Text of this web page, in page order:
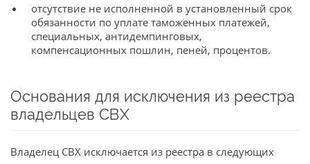
отсутствие не исполненной в установленный срок
обязанности по уплате таможенных платежей,
специальных, антидемпинговых,
компенсационных пошлин, пеней, процентов.
Основания для исключения из реестра
владельцев СВХ
Владелец СВХ исключается из реестра в следующих